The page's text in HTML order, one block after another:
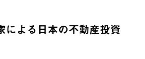
による日本の不動産投資